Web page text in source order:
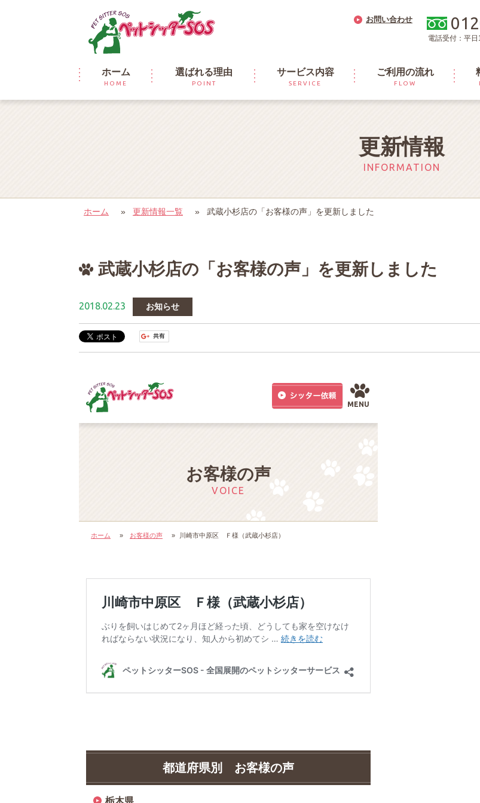
お問い合わせ
電話受付：平
ホーム
HOME
選ばれる理由
POINT
サービス内容
SERVICE
ご利用の流れ
FLOW
更新情報
INFORMATION
ホーム » 更新情報一覧 » 武蔵小杉店の「お客様の声」を更新しました
武蔵小杉店の「お客様の声」を更新しました
2018.02.23 お知らせ